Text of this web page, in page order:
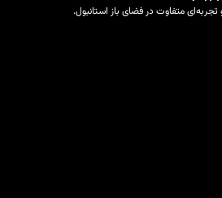
متفاوت در فضای باز استانبول.